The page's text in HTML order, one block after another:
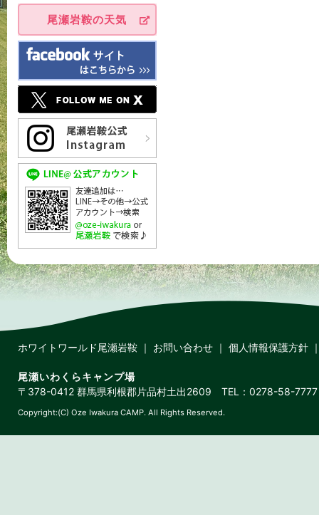
尾瀬岩鞍の天気
ホワイトワールド尾瀬岩鞍｜ お問い合わせ｜ 個人情報保護方針
尾瀬いわくらキャンプ場
〒378-0412 群馬県利根郡片品村土出2609 TEL：0278-58-
Copyright:(C) Oze Iwakura CAMP. All Rights Reserved.